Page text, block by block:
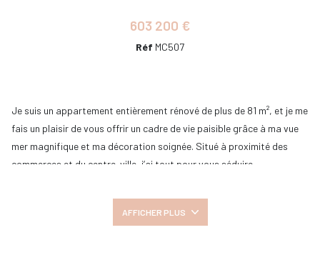
603 200 €
Réf MC507
Je suis un appartement entièrement rénové de plus de 81 m², et je me
fais un plaisir de vous offrir un cadre de vie paisible grâce à ma vue
mer magnifique et ma décoration soignée. Situé à proximité des
commerces et du centre-ville, j’ai tout pour vous séduire.
avec ma cuisine équipée, est parfait pour vos moments de détente
et de convivialité. Je dispose de trois chambres confortables, de
AFFICHER PLUS